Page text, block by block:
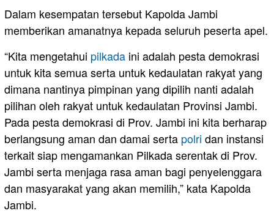
Dalam kesempatan tersebut Kapolda Jambi
memberikan amanatnya kepada seluruh peserta apel.
“Kita mengetahui pilkada ini adalah pesta demokrasi
untuk kita semua serta untuk kedaulatan rakyat yang
dimana nantinya pimpinan yang dipilih nanti adalah
pilihan oleh rakyat untuk kedaulatan Provinsi Jambi.
Pada pesta demokrasi di Prov. Jambi ini kita berharap
berlangsung aman dan damai serta polri dan instansi
terkait siap mengamankan Pilkada serentak di Prov.
Jambi serta menjaga rasa aman bagi penyelenggara
dan masyarakat yang akan memilih,” kata Kapolda
Jambi.